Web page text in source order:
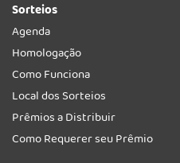
Sorteios
Agenda
Homologação
Como Funciona
Local dos Sorteios
Prêmios a Distribuir
Como Requerer seu Prêmio